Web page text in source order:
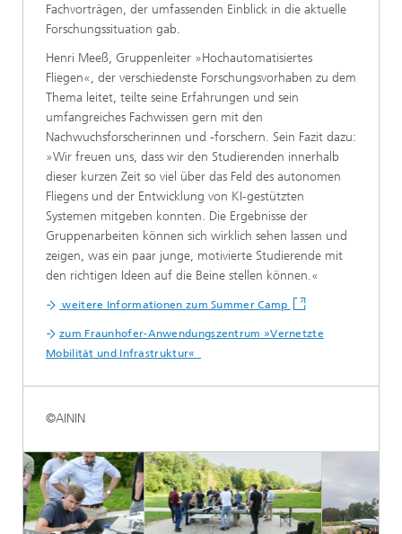
Fachvorträgen, der umfassenden Einblick in die aktuelle
Forschungssituation gab.
Henri Meeß, Gruppenleiter »Hochautomatisiertes
Fliegen«, der verschiedenste Forschungsvorhaben zu dem
Thema leitet, teilte seine Erfahrungen und sein
umfangreiches Fachwissen gern mit den
Nachwuchsforscherinnen und -forschern. Sein Fazit dazu:
»Wir freuen uns, dass wir den Studierenden innerhalb
dieser kurzen Zeit so viel über das Feld des autonomen
Fliegens und der Entwicklung von KI-gestützten
Systemen mitgeben konnten. Die Ergebnisse der
Gruppenarbeiten können sich wirklich sehen lassen und
zeigen, was ein paar junge, motivierte Studierende mit
den richtigen Ideen auf die Beine stellen können.«
weitere Informationen zum Summer Camp
zum Fraunhofer-Anwendungszentrum »Vernetzte
Mobilität und Infrastruktur«
©AININ